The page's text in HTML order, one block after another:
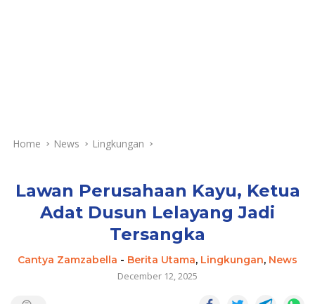
Home News Lingkungan
Lawan Perusahaan Kayu, Ketua
Adat Dusun Lelayang Jadi
Tersangka
Cantya Zamzabella - Berita Utama, Lingkungan, News
December 12, 2025